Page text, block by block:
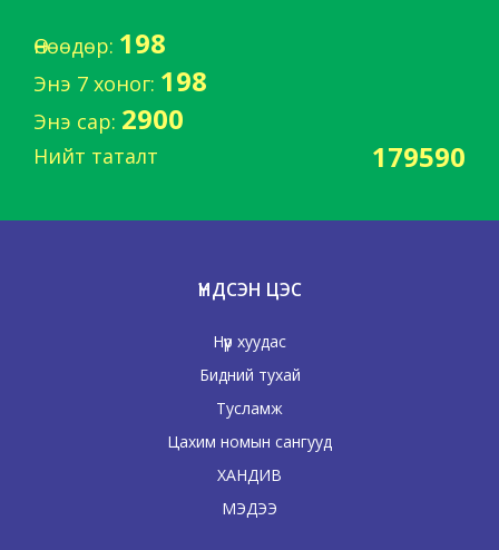
Өнөөдөр: 198
Энэ 7 хоног: 198
Энэ сар: 2900
Нийт таталт 179590
ҮНДСЭН ЦЭС
Нүүр хуудас
Бидний тухай
Тусламж
Цахим номын сангууд
ХАНДИВ
МЭДЭЭ